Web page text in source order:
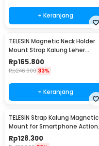
+ Keranjang
TELESIN Magnetic Neck Holder
Mount Strap Kalung Leher
GoPro Insta360 - TE-HNB-001
Rp165.800
Rp246.900 33%
+ Keranjang
TELESIN Strap Kalung Magnetic
Mount for Smartphone Action
Camera - TE-MMK-002
Rp128.300